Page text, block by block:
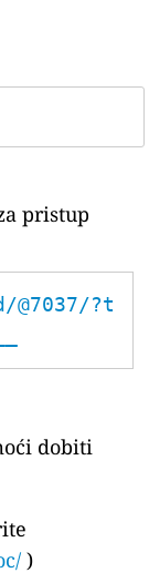
pristup
?t
dobiti
)